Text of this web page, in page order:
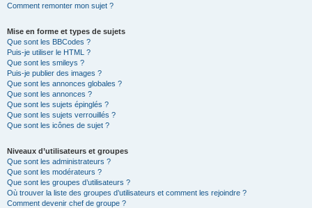
Comment remonter mon sujet ?
Mise en forme et types de sujets
Que sont les BBCodes ?
Puis-je utiliser le HTML ?
Que sont les smileys ?
Puis-je publier des images ?
Que sont les annonces globales ?
Que sont les annonces ?
Que sont les sujets épinglés ?
Que sont les sujets verrouillés ?
Que sont les icônes de sujet ?
Niveaux d’utilisateurs et groupes
Que sont les administrateurs ?
Que sont les modérateurs ?
Que sont les groupes d’utilisateurs ?
Où trouver la liste des groupes d’utilisateurs et comment les rejoindre ?
Comment devenir chef de groupe ?